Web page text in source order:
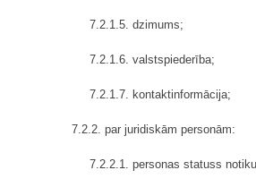
7.2.1.5. dzimums;
7.2.1.6. valstspiederība;
7.2.1.7. kontaktinformācija;
7.2.2. par juridiskām personām:
7.2.2.1. personas statuss